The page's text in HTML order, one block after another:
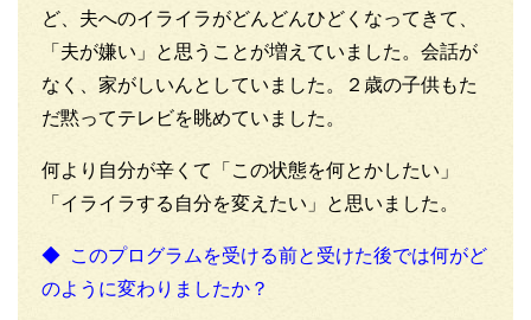
ど、夫へのイライラがどんどんひどくなってきて、
「夫が嫌い」と思うことが増えていました。会話が
なく、家がしいんとしていました。２歳の子供もた
だ黙ってテレビを眺めていました。
何より自分が辛くて「この状態を何とかしたい」
「イライラする自分を変えたい」と思いました。
◆ このプログラムを受ける前と受けた後では何がど
のように変わりましたか？